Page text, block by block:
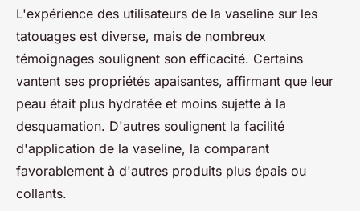
L'expérience des utilisateurs de la vaseline sur les
tatouages est diverse, mais de nombreux
témoignages soulignent son efficacité. Certains
vantent ses propriétés apaisantes, affirmant que leur
peau était plus hydratée et moins sujette à la
desquamation. D'autres soulignent la facilité
d'application de la vaseline, la comparant
favorablement à d'autres produits plus épais ou
collants.